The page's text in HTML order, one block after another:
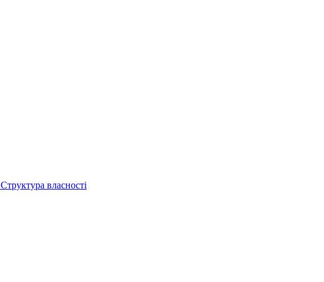
Структура власності